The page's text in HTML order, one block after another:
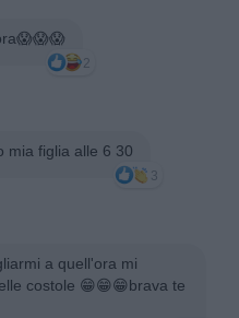
2
mia figlia alle 6 30
3
a quell'ora mi
costole 😁😁😁brava te